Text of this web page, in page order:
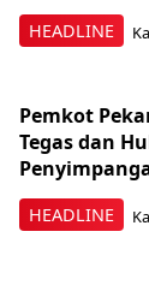
HEADLINE
HEADLINE
Pemkot
Tegas dan